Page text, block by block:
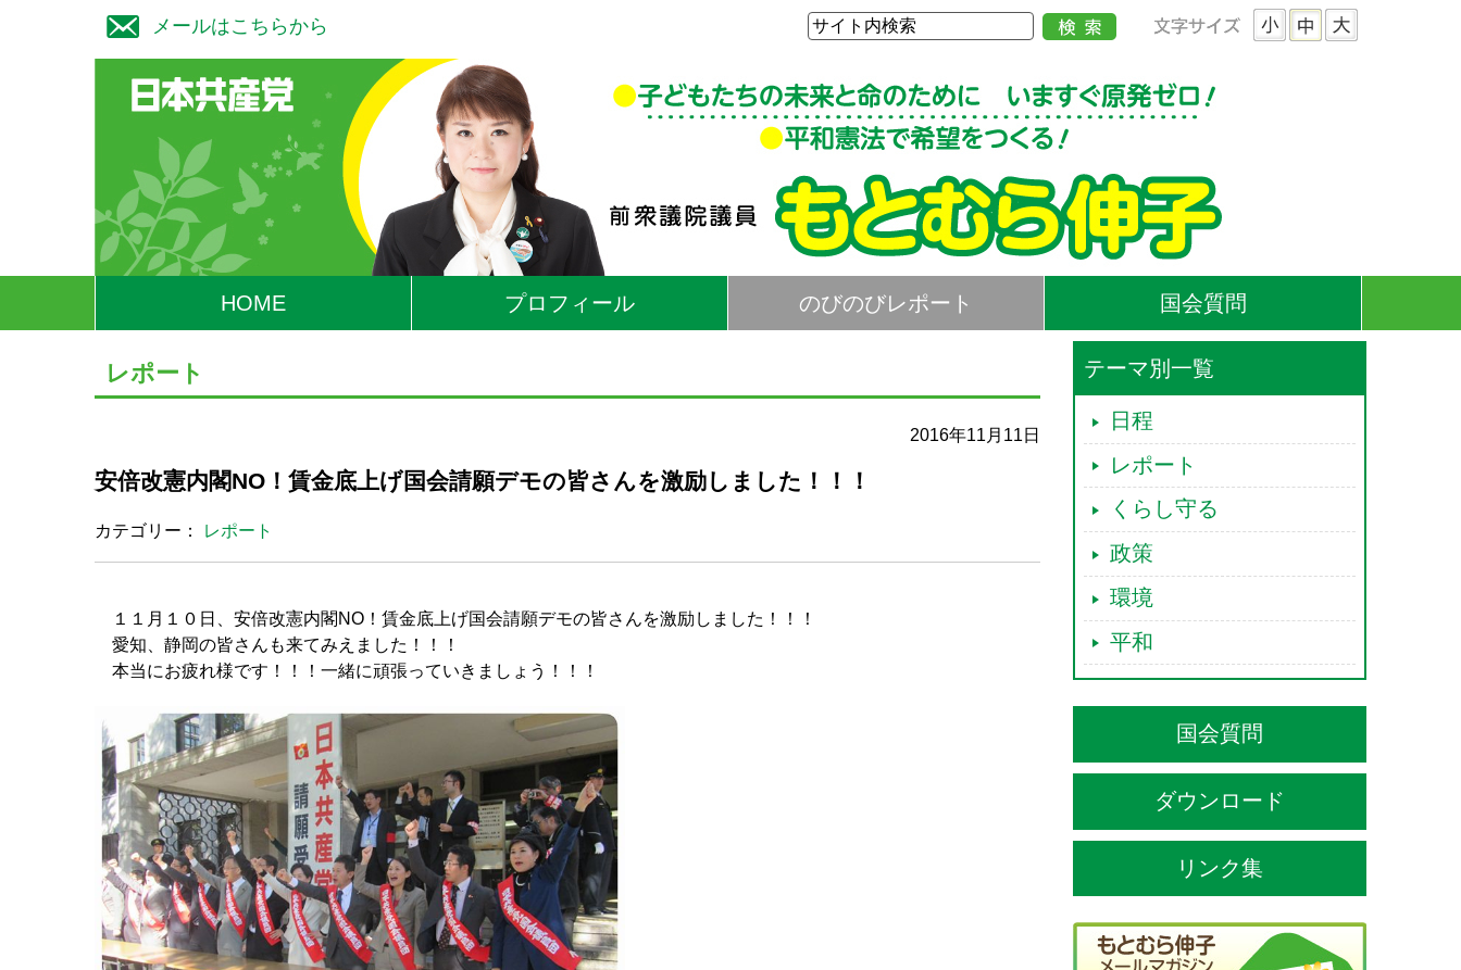
メールはこちらから
HOME プロフィール のびのびレポート 国会質問
レポート
2016年11月11日
安倍改憲内閣NO！賃金底上げ国会請願デモの皆さんを激励しました！！！
カテゴリー： レポート
１１月１０日、安倍改憲内閣NO！賃金底上げ国会請願デモの皆さんを激励しました！！！
愛知、静岡の皆さんも来てみえました！！！
本当にお疲れ様です！！！一緒に頑張っていきましょう！！！
テーマ別一覧
日程
レポート
くらし守る
政策
環境
平和
国会質問
ダウンロード
リンク集